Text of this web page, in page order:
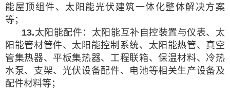
能屋顶组件、太阳能光伏建筑一体化整体解决方案
等；
13.太阳能配件：太阳能互补自控装置与仪表、太
阳能管材管件、太阳能控制系统、太阳能热管、真空
管集热器、平板集热器、工程联箱、保温材料、冷热
水泵、支架、光伏设备配件、电池等相关生产设备及
配件材料等；